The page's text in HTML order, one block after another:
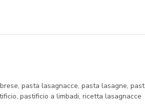
, pasta lasagnacce, pasta lasagne,
, pastificio a limbadi, ricetta lasagnacce